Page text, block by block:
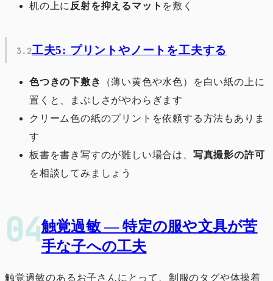
机の上に 反射を抑えるマット を敷く
工夫5: プリントやノートを工夫する
色つきの下敷き
（薄い黄色や水色）を白い紙の上に
置くと、まぶしさがやわらぎます
クリーム色の紙のプリントを依頼する方法もありま
す
板書を書き写すのが難しい場合は、 写真撮影の許可
を相談してみましょう
触覚過敏 ― 特定の服や文具が苦
手な子への工夫
触覚過敏のあるお子さんにとって、制服のタグや体操着